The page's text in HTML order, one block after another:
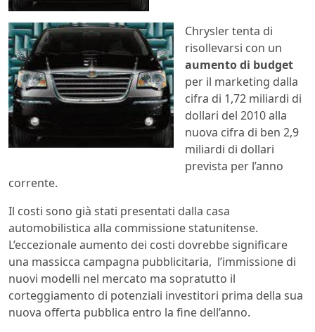
Chrysler tenta di
risollevarsi con un
aumento di budget
per il marketing dalla
cifra di 1,72 miliardi di
dollari del 2010 alla
nuova cifra di ben 2,9
miliardi di dollari
prevista per l’anno
corrente.
Il costi sono già stati presentati dalla casa
automobilistica alla commissione statunitense.
L’eccezionale aumento dei costi dovrebbe significare
una massicca campagna pubblicitaria, l’immissione di
nuovi modelli nel mercato ma sopratutto il
corteggiamento di potenziali investitori prima della sua
nuova offerta pubblica entro la fine dell’anno.